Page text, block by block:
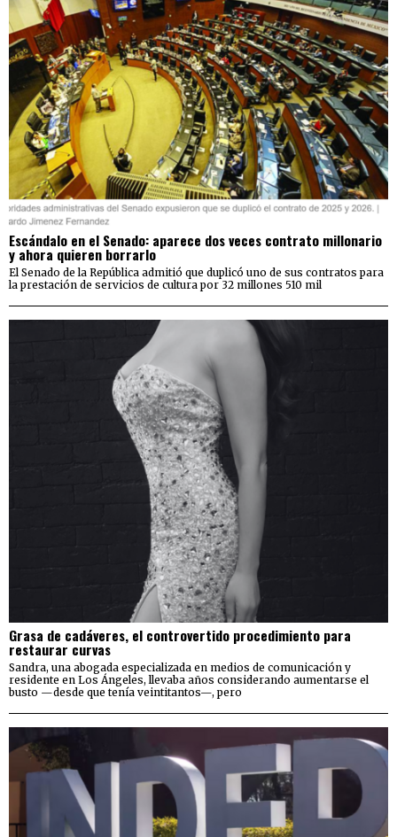
Escándalo en el Senado: aparece dos veces contrato millonario
y ahora quieren borrarlo
El Senado de la República admitió que duplicó uno de sus contratos para
la prestación de servicios de cultura por 32 millones 510 mil
Grasa de cadáveres, el controvertido procedimiento para
restaurar curvas
Sandra, una abogada especializada en medios de comunicación y
residente en Los Ángeles, llevaba años considerando aumentarse el
busto —desde que tenía veintitantos—, pero